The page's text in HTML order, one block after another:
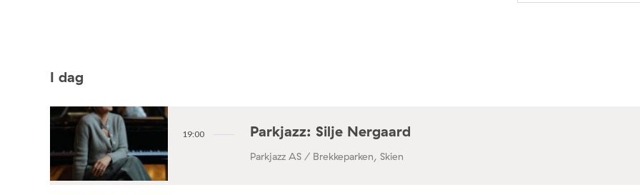
I dag
19:00 Parkjazz: Silje Nergaard
Parkjazz AS / Brekkeparken, Skien